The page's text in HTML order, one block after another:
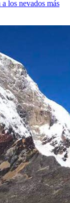
los nevados más